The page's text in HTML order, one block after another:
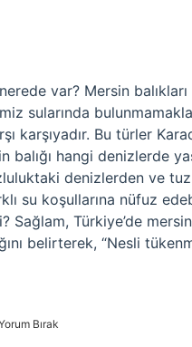
var? Mersin
sularında
karşıyadır. Bu türler
balığı hangi denizlerde
denizlerden ve
su koşullarına nüfuz
Sağlam, Türkiye’de mersin
belirterek, “Nesli
Bırak